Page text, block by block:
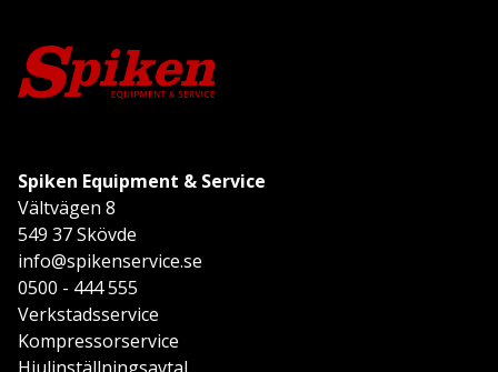
Spiken Equipment & Service
Vältvägen 8
549 37 Skövde
info@spikenservice.se
0500 - 444 555
Verkstadsservice
Kompressorservice